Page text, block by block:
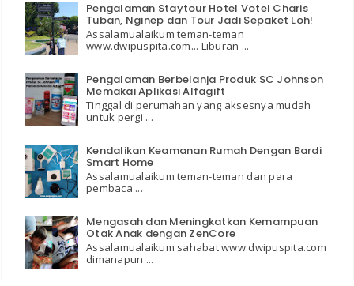
Pengalaman Staytour Hotel Votel Charis
Tuban, Nginep dan Tour Jadi Sepaket Loh!
Assalamualaikum teman-teman
www.dwipuspita.com... Liburan ...
Pengalaman Berbelanja Produk SC Johnson
Memakai Aplikasi Alfagift
Tinggal di perumahan yang aksesnya mudah
untuk pergi ...
Kendalikan Keamanan Rumah Dengan Bardi
Smart Home
Assalamualaikum teman-teman dan para
pembaca ...
Mengasah dan Meningkatkan Kemampuan
Otak Anak dengan ZenCore
Assalamualaikum sahabat www.dwipuspita.com
dimanapun ...